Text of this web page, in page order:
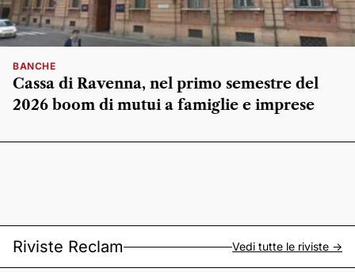
BANCHE
Cassa di Ravenna, nel primo semestre del
2026 boom di mutui a famiglie e imprese
Riviste Reclam Vedi tutte le riviste ->